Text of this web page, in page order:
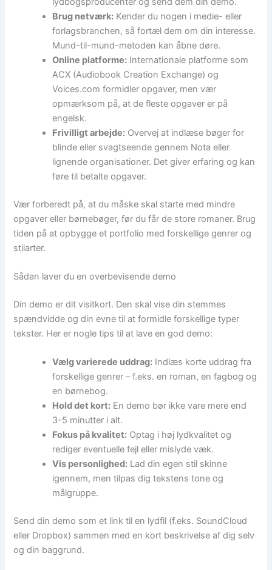
Brug netværk: Kender du nogen i medie- eller
forlagsbranchen, så fortæl dem om din interesse.
Mund-til-mund-metoden kan åbne døre.
Online platforme: Internationale platforme som
ACX (Audiobook Creation Exchange) og
Voices.com formidler opgaver, men vær
opmærksom på, at de fleste opgaver er på
engelsk.
Frivilligt arbejde: Overvej at indlæse bøger for
blinde eller svagtseende gennem Nota eller
lignende organisationer. Det giver erfaring og kan
føre til betalte opgaver.
Vær forberedt på, at du måske skal starte med mindre
opgaver eller børnebøger, før du får de store romaner. Brug
tiden på at opbygge et portfolio med forskellige genrer og
stilarter.
Sådan laver du en overbevisende demo
Din demo er dit visitkort. Den skal vise din stemmes
spændvidde og din evne til at formidle forskellige typer
tekster. Her er nogle tips til at lave en god demo:
Vælg varierede uddrag: Indlæs korte uddrag fra
forskellige genrer – f.eks. en roman, en fagbog og
en børnebog.
Hold det kort: En demo bør ikke vare mere end
3-5 minutter i alt.
Fokus på kvalitet: Optag i høj lydkvalitet og
rediger eventuelle fejl eller mislyde væk.
Vis personlighed: Lad din egen stil skinne
igennem, men tilpas dig tekstens tone og
målgruppe.
Send din demo som et link til en lydfil (f.eks. SoundCloud
eller Dropbox) sammen med en kort beskrivelse af dig selv
og din baggrund.